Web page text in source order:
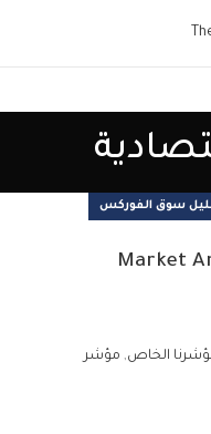
سوق الفوركس
Market
الخاص, مؤشر